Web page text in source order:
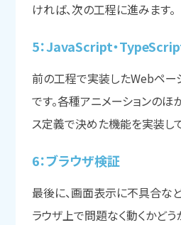
ければ、次の工程に進みます。
5：JavaScript・
前の工程で実装したWebペー
です。各種アニメーションのほ
ス定義で決めた機能を実装し
6：ブラウザ検証
最後に、画面表示に不具合な
ラウザ上で問題なく動くかどう